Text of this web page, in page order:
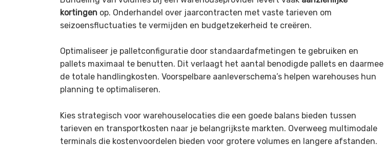
kortingen op. Onderhandel over jaarcontracten met vaste tarieven om
seizoensfluctuaties te vermijden en budgetzekerheid te creëren.
Optimaliseer je palletconfiguratie door standaardafmetingen te gebruiken en
pallets maximaal te benutten. Dit verlaagt het aantal benodigde pallets en daarmee
de totale handlingkosten. Voorspelbare aanleverschema’s helpen warehouses hun
planning te optimaliseren.
Kies strategisch voor warehouselocaties die een goede balans bieden tussen
tarieven en transportkosten naar je belangrijkste markten. Overweeg multimodale
terminals die kostenvoordelen bieden voor grotere volumes en langere afstanden.